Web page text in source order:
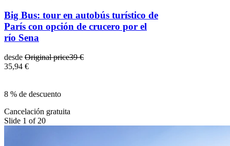
Big Bus: tour en autobús turístico de
París con opción de crucero por el
río Sena
desde Original price39 €
35,94 €
8 % de descuento
Cancelación gratuita
Slide 1 of 20